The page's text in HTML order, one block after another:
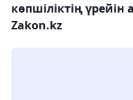
көпшіліктің
Zakon.kz